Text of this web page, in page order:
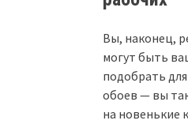
Вы, наконец,
могут быть
подобрать для
обоев — вы
на новенькие